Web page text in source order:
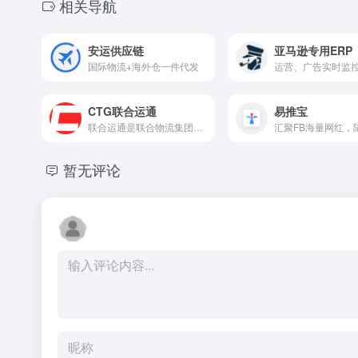
相关导航
安运供应链
国际物流+海外仓一件代发
亚马逊专用ERP
CTG联合运通 易推宝
暂无评论